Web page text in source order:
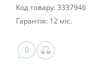
Код товару: 3337946
Гарантія: 12 міс.
0